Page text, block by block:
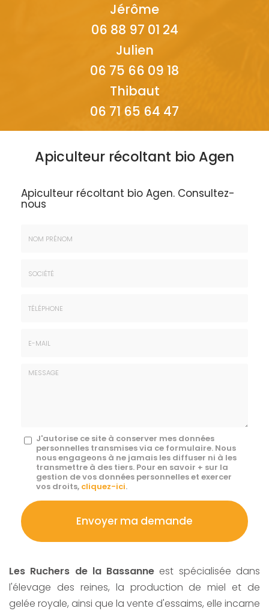
Jérôme
06 88 97 01 24
Julien
06 75 66 09 18
Thibaut
06 71 65 64 47
Apiculteur récoltant bio Agen
Apiculteur récoltant bio Agen. Consultez-
nous
Message
J'autorise ce site à conserver mes données
personnelles transmises via ce formulaire. Nous
nous engageons à ne jamais les diffuser ni à les
transmettre à des tiers. Pour en savoir + sur la
gestion de vos données personnelles et exercer
vos droits, cliquez-ici.
Acceptation
RGPD
*
Envoyer ma demande
Les Ruchers de la Bassanne est spécialisée dans
l'élevage des reines, la production de miel et de
gelée royale, ainsi que la vente d'essaims, elle incarne